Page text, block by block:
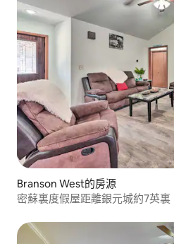
Branson West的房源
密蘇裏度假屋距離銀元城約7英裏